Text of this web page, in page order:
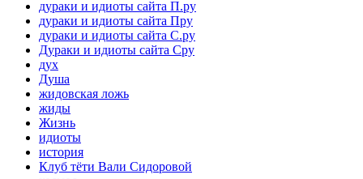
дураки и идиоты сайта П.ру
дураки и идиоты сайта Пру
дураки и идиоты сайта С.ру
Дураки и идиоты сайта Сру
дух
Душа
жидовская ложь
жиды
Жизнь
идиоты
история
Клуб тёти Вали Сидоровой